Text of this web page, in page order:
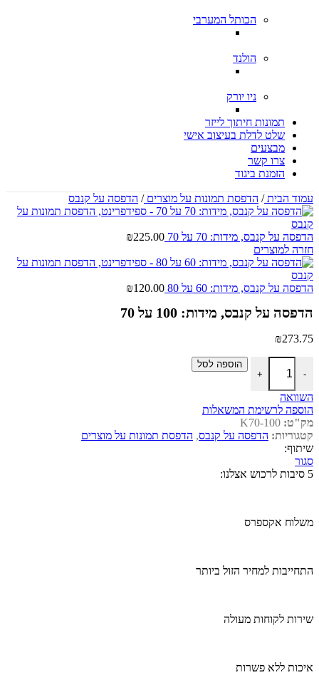
הכותל המערבי
הולנד
ניו יורק
תמונות חיתוך לייזר
שלט לדלת בעיצוב אישי
מבצעים
צרו קשר
הזמנת ביגוד
עמוד הבית/ הדפסת תמונות על מוצרים/ הדפסה על קנבס
הדפסה על קנבס, מידות: 70 על 70 ₪225.00
חזרה למוצרים
הדפסה על קנבס, מידות: 60 על 80 ₪120.00
הדפסה על קנבס, מידות: 100 על 70
₪273.75
-
כמות של הדפסה על קנבס, מידות: 100 על 70
+
הוספה לסל
השוואה
הוספה לרשימת המשאלות
מק"ט: K70-100
קטגוריות: הדפסה על קנבס, הדפסת תמונות על מוצרים
שיתוף:
סגור
5 סיבות לרכוש אצלנו:
משלוח אקספרס
התחייבות למחיר הזול ביותר
שירות לקוחות מעולה
איכות ללא פשרות